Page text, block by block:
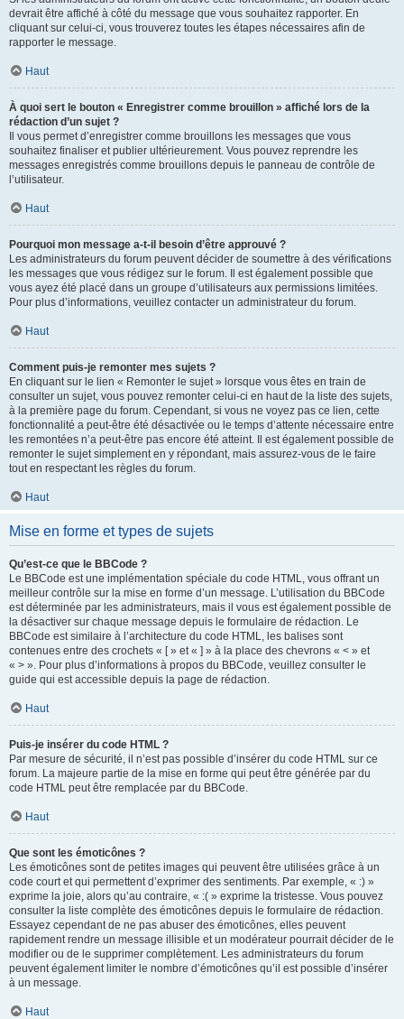
devrait être affiché à côté du message que vous souhaitez rapporter. En
cliquant sur celui-ci, vous trouverez toutes les étapes nécessaires afin de
rapporter le message.
Haut
À quoi sert le bouton « Enregistrer comme brouillon » affiché lors de la
rédaction d’un sujet ?
Il vous permet d’enregistrer comme brouillons les messages que vous
souhaitez finaliser et publier ultérieurement. Vous pouvez reprendre les
messages enregistrés comme brouillons depuis le panneau de contrôle de
l’utilisateur.
Haut
Pourquoi mon message a-t-il besoin d’être approuvé ?
Les administrateurs du forum peuvent décider de soumettre à des vérifications
les messages que vous rédigez sur le forum. Il est également possible que
vous ayez été placé dans un groupe d’utilisateurs aux permissions limitées.
Pour plus d’informations, veuillez contacter un administrateur du forum.
Haut
Comment puis-je remonter mes sujets ?
En cliquant sur le lien « Remonter le sujet » lorsque vous êtes en train de
consulter un sujet, vous pouvez remonter celui-ci en haut de la liste des sujets,
à la première page du forum. Cependant, si vous ne voyez pas ce lien, cette
fonctionnalité a peut-être été désactivée ou le temps d’attente nécessaire entre
les remontées n’a peut-être pas encore été atteint. Il est également possible de
remonter le sujet simplement en y répondant, mais assurez-vous de le faire
tout en respectant les règles du forum.
Haut
Mise en forme et types de sujets
Qu’est-ce que le BBCode ?
Le BBCode est une implémentation spéciale du code HTML, vous offrant un
meilleur contrôle sur la mise en forme d’un message. L’utilisation du BBCode
est déterminée par les administrateurs, mais il vous est également possible de
la désactiver sur chaque message depuis le formulaire de rédaction. Le
BBCode est similaire à l’architecture du code HTML, les balises sont
contenues entre des crochets « [ » et « ] » à la place des chevrons « < » et
« > ». Pour plus d’informations à propos du BBCode, veuillez consulter le
guide qui est accessible depuis la page de rédaction.
Haut
Puis-je insérer du code HTML ?
Par mesure de sécurité, il n’est pas possible d’insérer du code HTML sur ce
forum. La majeure partie de la mise en forme qui peut être générée par du
code HTML peut être remplacée par du BBCode.
Haut
Que sont les émoticônes ?
Les émoticônes sont de petites images qui peuvent être utilisées grâce à un
code court et qui permettent d’exprimer des sentiments. Par exemple, « :) »
exprime la joie, alors qu’au contraire, « :( » exprime la tristesse. Vous pouvez
consulter la liste complète des émoticônes depuis le formulaire de rédaction.
Essayez cependant de ne pas abuser des émoticônes, elles peuvent
rapidement rendre un message illisible et un modérateur pourrait décider de le
modifier ou de le supprimer complètement. Les administrateurs du forum
peuvent également limiter le nombre d’émoticônes qu’il est possible d’insérer
à un message.
Haut